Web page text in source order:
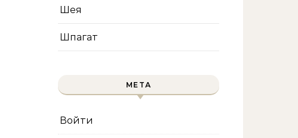
Шея
Шпагат
МЕТА
Войти